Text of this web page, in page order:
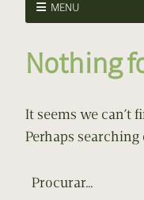
MENU
Nothing
It seems we can’t
Perhaps searching